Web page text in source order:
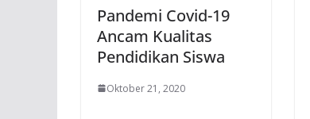
Pandemi Covid-19
Ancam Kualitas
Pendidikan Siswa
Oktober 21, 2020